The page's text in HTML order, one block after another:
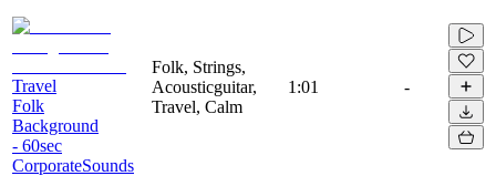
Travel
Folk
Background
- 60sec
CorporateSounds
Folk, Strings,
Acousticguitar,
Travel, Calm
1:01 -